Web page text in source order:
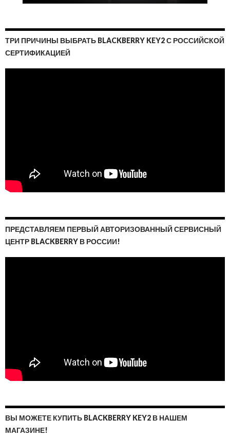
ТРИ ПРИЧИНЫ ВЫБРАТЬ BLACKBERRY KEY2 С РОССИЙСКОЙ
СЕРТИФИКАЦИЕЙ
ПРЕДСТАВЛЯЕМ ПЕРВЫЙ АВТОРИЗОВАННЫЙ СЕРВИСНЫЙ
ЦЕНТР BLACKBERRY В РОССИИ!
ВЫ МОЖЕТЕ КУПИТЬ BLACKBERRY KEY2 В НАШЕМ
МАГАЗИНЕ!